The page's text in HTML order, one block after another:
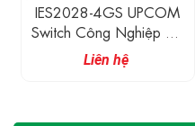
IES2028-4GS UPCOM
Switch Công Nghiệp 24
Cổng Ethernet
10/100M + 4 Cổng
Liên hệ